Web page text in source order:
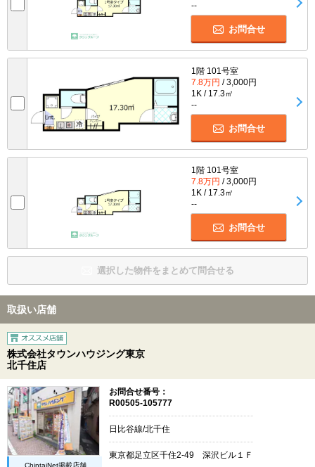
--
お問合せ
1階 101号室
7.8万円 / 3,000円
1K / 17.3㎡
--
お問合せ
1階 101号室
7.8万円 / 3,000円
1K / 17.3㎡
--
お問合せ
選択した物件をまとめて問合せる
取扱い店舗
株式会社タウンハウジング東京
北千住店
ChintaiNet掲載店舗
お問合せ番号：
R00505-105777
日比谷線/北千住
東京都足立区千住2-49 深沢ビル１Ｆ